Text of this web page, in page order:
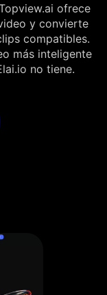
ofrece
y convierte
compatibles.
más inteligente
no tiene.